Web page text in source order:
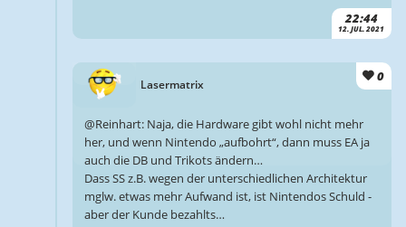
22:44
12. JUL. 2021
Lasermatrix
0
@Reinhart: Naja, die Hardware gibt wohl nicht mehr
her, und wenn Nintendo „aufbohrt“, dann muss EA ja
auch die DB und Trikots ändern…
Dass SS z.B. wegen der unterschiedlichen Architektur
mglw. etwas mehr Aufwand ist, ist Nintendos Schuld -
aber der Kunde bezahlts…